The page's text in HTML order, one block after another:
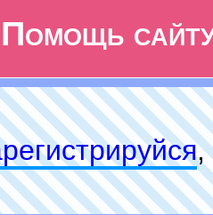
Помощь
,